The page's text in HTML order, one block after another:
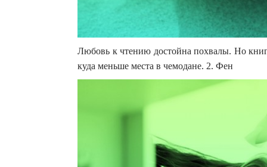
Любовь к чтению достойна похвалы. Но
куда меньше места в чемодане. 2. Фен